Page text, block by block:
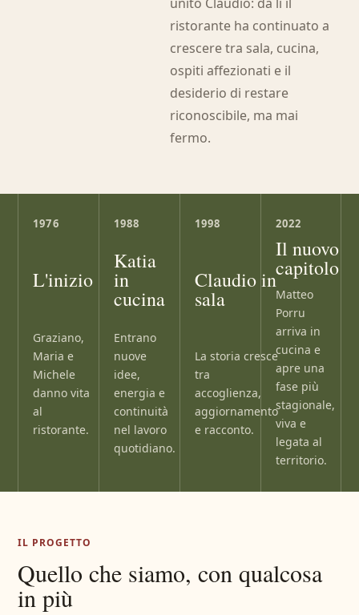
ristorante ha continuato a
crescere tra sala, cucina,
ospiti affezionati e il
desiderio di restare
riconoscibile, ma mai
fermo.
1976
L'inizio
Graziano,
Maria e
Michele
danno vita
al
ristorante.
1988
Katia
in
cucina
Entrano
nuove
idee,
energia e
continuità
nel lavoro
quotidiano.
1998
Claudio in
sala
La storia cresce
tra
accoglienza,
aggiornamento
e racconto.
2022
Il nuovo
capitolo
Matteo
Porru
arriva in
cucina e
apre una
fase più
stagionale,
viva e
legata al
territorio.
IL PROGETTO
Quello che siamo, con qualcosa
in più